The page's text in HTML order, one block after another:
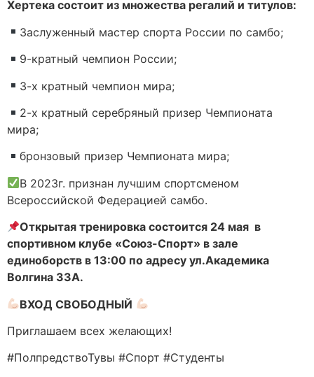
Хертека состоит из множества регалий и титулов:
Заслуженный мастер спорта России по самбо;
9-кратный чемпион России;
3-х кратный чемпион мира;
2-х кратный серебряный призер Чемпионата
мира;
бронзовый призер Чемпионата мира;
В 2023г. признан лучшим спортсменом
Всероссийской Федерацией самбо.
Открытая тренировка состоится 24 мая в
спортивном клубе «Союз-Спорт» в зале
единоборств в 13:00 по адресу ул.Академика
Волгина 33А.
ВХОД СВОБОДНЫЙ
Приглашаем всех желающих!
#ПолпредствоТувы #Спорт #Студенты